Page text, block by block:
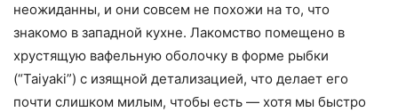
неожиданны, и они совсем не похожи на то, что
знакомо в западной кухне. Лакомство помещено в
хрустящую вафельную оболочку в форме рыбки
(“Taiyaki”) с изящной детализацией, что делает его
почти слишком милым, чтобы есть — хотя мы быстро